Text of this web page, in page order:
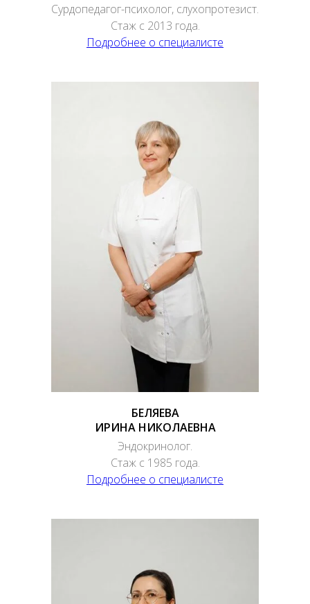
Сурдопедагог-психолог, слухопротезист.
Стаж с 2013 года.
Подробнее о специалисте
БЕЛЯЕВА
ИРИНА НИКОЛАЕВНА
Эндокринолог.
Стаж с 1985 года.
Подробнее о специалисте